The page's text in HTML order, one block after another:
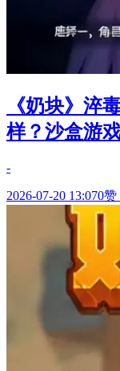
《奶块》淬
样？沙盒游
-
2026-07-20 13:070赞